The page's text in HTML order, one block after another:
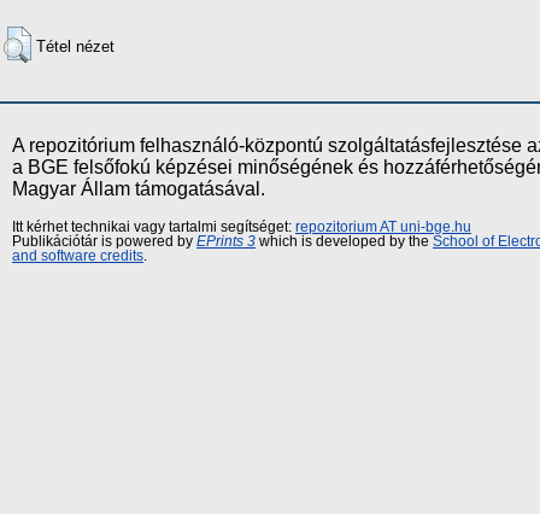
Tétel nézet
A repozitórium felhasználó-központú szolgáltatásfejlesztése
a BGE felsőfokú képzései minőségének és
Magyar Állam támogatásával.
Itt kérhet technikai vagy tartalmi segítséget: repozitorium AT uni-bge.hu
Publikációtár is powered by EPrints 3 which is developed by the School of
and software credits